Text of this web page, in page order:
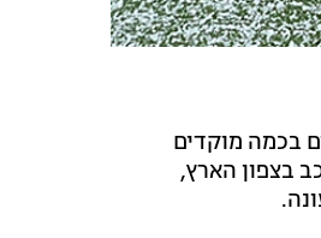
בכמה מוקדים
עץ קרס על רכב בצפון הארץ,